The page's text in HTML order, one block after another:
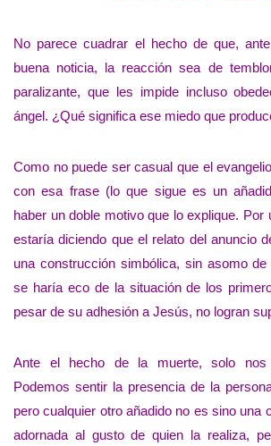
No parece cuadrar el hecho de que,
buena noticia, la reacción sea de
paralizante, que les impide incluso
ángel. ¿Qué significa ese miedo que
Como no puede ser casual que el
con esa frase (lo que sigue es un
haber un doble motivo que lo explique. Por
estaría diciendo que el relato del anuncio
una construcción simbólica, sin asomo de
se haría eco de la situación de los
pesar de su adhesión a Jesús, no logran
Ante el hecho de la muerte, solo nos
Podemos sentir la presencia de la
pero cualquier otro añadido no es sino una
adornada al gusto de quien la realiza,